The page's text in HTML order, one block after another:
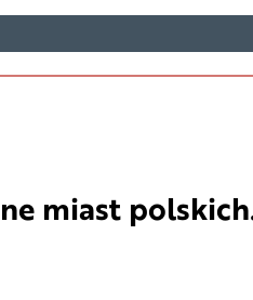
miast